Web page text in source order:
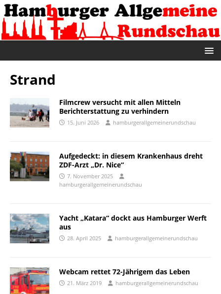
Strand
Filmcrew versucht mit allen Mitteln
Berichterstattung zu verhindern
15. Juni 2026 hamburgerallgemeinerundschau
Aufgedeckt: in diesem Krankenhaus dreht
ZDF-Arzt „Dr. Nice“
7. November 2025
hamburgerallgemeinerundschau
Yacht „Katara“ dockt aus Hamburger Werft
aus
28. April 2025 hamburgerallgemeinerundschau
Webcam rettet 72-Jährigem das Leben
21. März 2019 hamburgerallgemeinerundschau